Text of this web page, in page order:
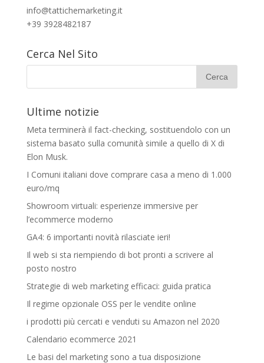
info@tattichemarketing.it
+39 3928482187
Cerca Nel Sito
Ultime notizie
Meta terminerà il fact-checking, sostituendolo con un
sistema basato sulla comunità simile a quello di X di
Elon Musk.
I Comuni italiani dove comprare casa a meno di 1.000
euro/mq
Showroom virtuali: esperienze immersive per
l’ecommerce moderno
GA4: 6 importanti novità rilasciate ieri!
Il web si sta riempiendo di bot pronti a scrivere al
posto nostro
Strategie di web marketing efficaci: guida pratica
Il regime opzionale OSS per le vendite online
i prodotti più cercati e venduti su Amazon nel 2020
Calendario ecommerce 2021
Le basi del marketing sono a tua disposizione